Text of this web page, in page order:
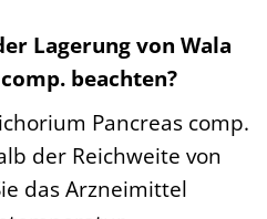
Lagerung von Wala
beachten?
Pancreas comp.
der Reichweite von
das Arzneimittel